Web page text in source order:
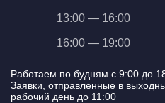
13:00 — 16:00
16:00 — 19:00
Работаем по будням с 9:00 до
Заявки, отправленные в
рабочий день до 11:00